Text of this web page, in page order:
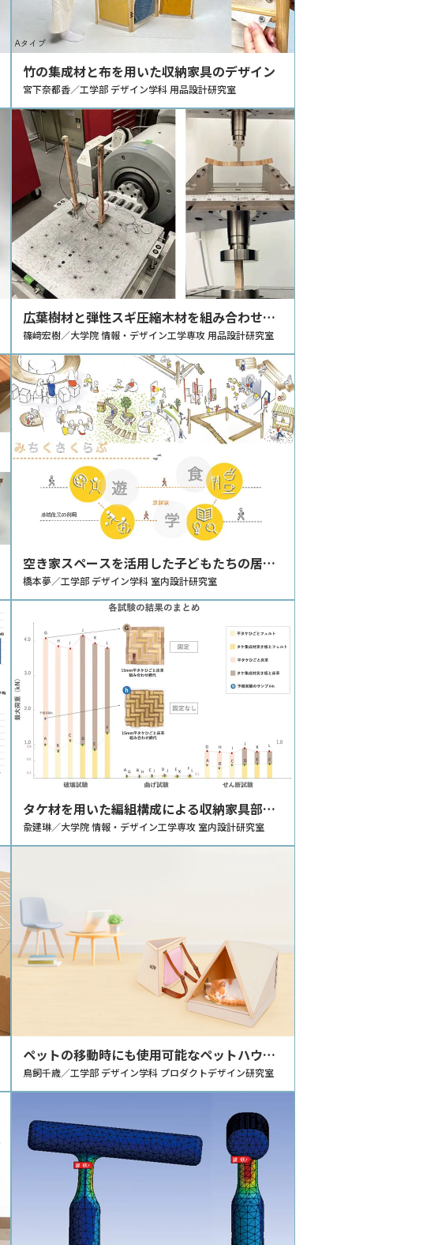
竹の集成材と布を用いた収納家具のデザイン
宮下奈都香／工学部 デザイン学科 用品設計研究室
広葉樹材と弾性スギ圧縮木材を組み合わせた
面部材による転倒リスク軽減家具の開発
篠﨑宏樹／大学院 情報・デザイン工学専攻 用品設計研究室
空き家スペースを活用した子どもたちの居場
所「みちくさくらぶ」の提案
橋本夢／工学部 デザイン学科 室内設計研究室
タケ材を用いた編組構成による収納家具部品
への応用可能性検討
兪建琳／大学院 情報・デザイン工学専攻 室内設計研究室
ペットの移動時にも使用可能なペットハウス
のデザイン提案
鳥飼千歳／工学部 デザイン学科 プロダクトデザイン研究室